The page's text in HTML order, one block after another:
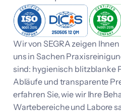
Wir von SEGRA zeigen
uns in Sachen
sind: hygienisch blitzblanke
Abläufe und transparente
erfahren Sie, wie wir Ihre
Wartebereiche und Labore